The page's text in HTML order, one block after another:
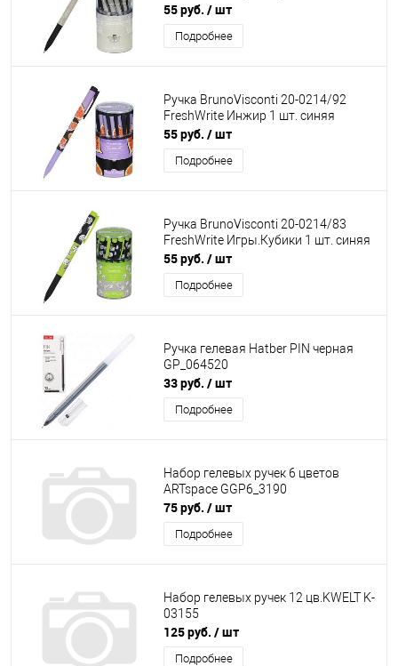
55 руб. / шт
Подробнее
Ручка BrunoVisconti 20-0214/92
FreshWrite Инжир 1 шт. синяя
55 руб. / шт
Подробнее
Ручка BrunoVisconti 20-0214/83
FreshWrite Игры.Кубики 1 шт. синяя
55 руб. / шт
Подробнее
Ручка гелевая Hatber PIN черная
GP_064520
33 руб. / шт
Подробнее
Набор гелевых ручек 6 цветов
ARTspace GGP6_3190
75 руб. / шт
Подробнее
Набор гелевых ручек 12 цв.KWELT K-
03155
125 руб. / шт
Подробнее